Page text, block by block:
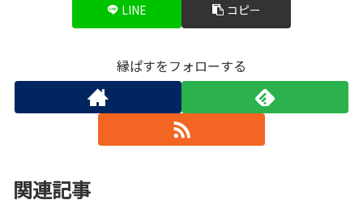
LINE コピー
縁ぱすをフォローする
関連記事